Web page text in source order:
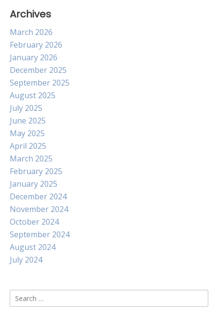
Archives
March 2026
February 2026
January 2026
December 2025
September 2025
August 2025
July 2025
June 2025
May 2025
April 2025
March 2025
February 2025
January 2025
December 2024
November 2024
October 2024
September 2024
August 2024
July 2024
Search
for: